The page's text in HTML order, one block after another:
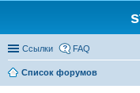
Ссылки FAQ
Список форумов